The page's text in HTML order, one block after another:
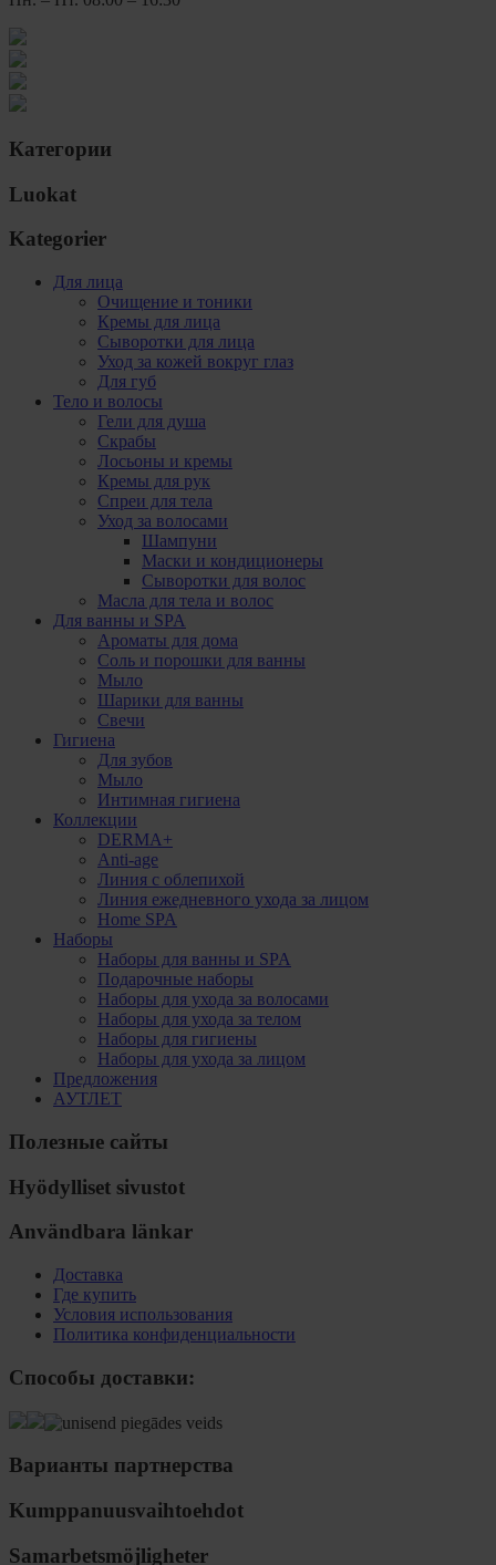
Категории
Luokat
Kategorier
Для лица
Очищение и тоники
Кремы для лица
Сыворотки для лица
Уход за кожей вокруг глаз
Для губ
Тело и волосы
Гели для душа
Скрабы
Лосьоны и кремы
Кремы для рук
Спреи для тела
Уход за волосами
Шампуни
Маски и кондиционеры
Сыворотки для волос
Масла для тела и волос
Для ванны и SPA
Ароматы для дома
Соль и порошки для ванны
Мыло
Шарики для ванны
Свечи
Гигиена
Для зубов
Мыло
Интимная гигиена
Коллекции
DERMA+
Anti-age
Линия с облепихой
Линия ежедневного ухода за лицом
Home SPA
Наборы
Наборы для ванны и SPA
Подарочные наборы
Наборы для ухода за волосами
Наборы для ухода за телом
Наборы для гигиены
Наборы для ухода за лицом
Предложения
АУТЛЕТ
Полезные сайты
Hyödylliset sivustot
Användbara länkar
Доставка
Где купить
Условия использования
Политика конфиденциальности
Способы доставки:
Варианты партнерства
Kumppanuusvaihtoehdot
Samarbetsmöjligheter